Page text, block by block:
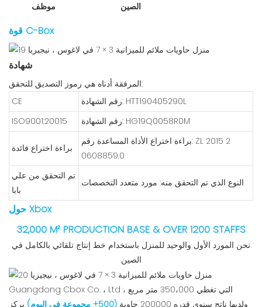
موظف
الصين
قوة C-Box
شهادة
المرفقة أدناه هي رموز التصديق للتحقق:
CE
رقم الشهادة: HTT190405290L
ISO9001:20015
رقم الشهادة: HG19Q0058R0M
براءة اختراع فائدة
براءة اختراع الأداة المساعدة رقم: ZL 2015 2
0608859.0
تم التحقق من علي
بابا
النوع الذي تم التحقق منه: مورد متعدد التخصصات
حول Xbox
32,000 M² PRODUCTION BASE & OVER 1200 STAFFS
نحن المورد الأول والوحيد للمنزل باستخدام خط إنتاج تلقائي بالكامل في
الصين
Guangdong Cbox Co. ، Ltd ، التي تغطي 350،000 متر مربع
ولديها ناتج سنوي قدره 200000 حاوية
(500+ مجموعة في اليوم) يركز